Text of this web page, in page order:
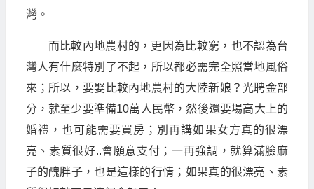
灣。
而比較內地農村的，更因為比較窮，也不認為台
灣人有什麼特別了不起，所以都必需完全照當地風俗
來；所以，要娶比較內地農村的大陸新娘？光聘金部
分，就至少要準備10萬人民幣，然後還要場高大上的
婚禮，也可能需要買房；別再講如果女方真的很漂
亮、素質很好..會願意支付；一再強調，就算滿臉麻
子的醜胖子，也是這樣的行情；如果真的很漂亮、素